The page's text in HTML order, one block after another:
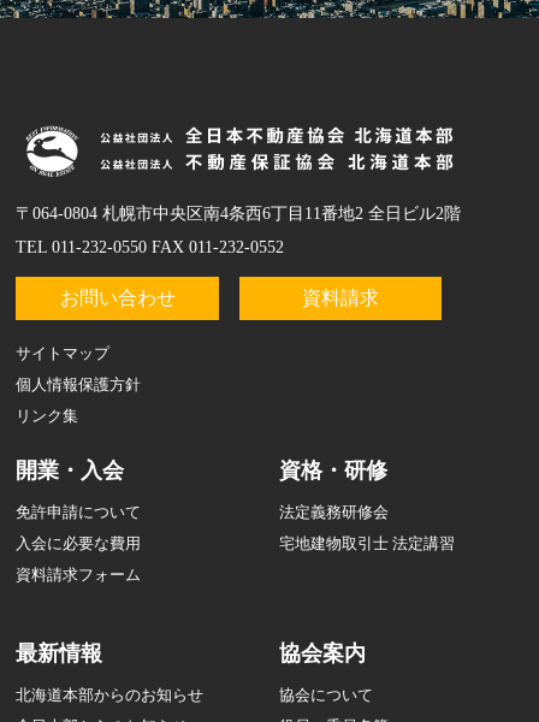
〒064-0804 札幌市中央区南4条西6丁目11番地2 全日ビル2階
TEL 011-232-0550 FAX 011-232-0552
お問い合わせ 資料請求
サイトマップ
個人情報保護方針
リンク集
開業・入会
免許申請について
入会に必要な費用
資料請求フォーム
資格・研修
法定義務研修会
宅地建物取引士 法定講習
最新情報
北海道本部からのお知らせ
協会案内
協会について